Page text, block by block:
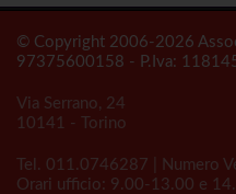
© Copyright 2006-2026
97375600158 - P.Iva:
Via Serrano, 24
10141 - Torino
Tel. 011.0746287 | Numero
Orari ufficio: 9.00-13.00 e